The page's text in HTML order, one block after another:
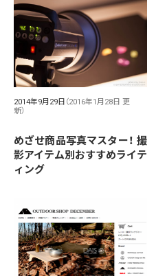
2014年9月29日 （2016年1月28日 更
新）
めざせ商品写真マスター！ 撮
影アイテム別おすすめライテ
ィング